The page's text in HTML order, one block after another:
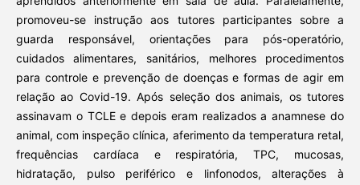
promoveu-se instrução aos tutores participantes sobre a
guarda responsável, orientações para pós-operatório,
cuidados alimentares, sanitários, melhores procedimentos
para controle e prevenção de doenças e formas de agir em
relação ao Covid-19. Após seleção dos animais, os tutores
assinavam o TCLE e depois eram realizados a anamnese do
animal, com inspeção clínica, aferimento da temperatura retal,
frequências cardíaca e respiratória, TPC, mucosas,
hidratação, pulso periférico e linfonodos, alterações à